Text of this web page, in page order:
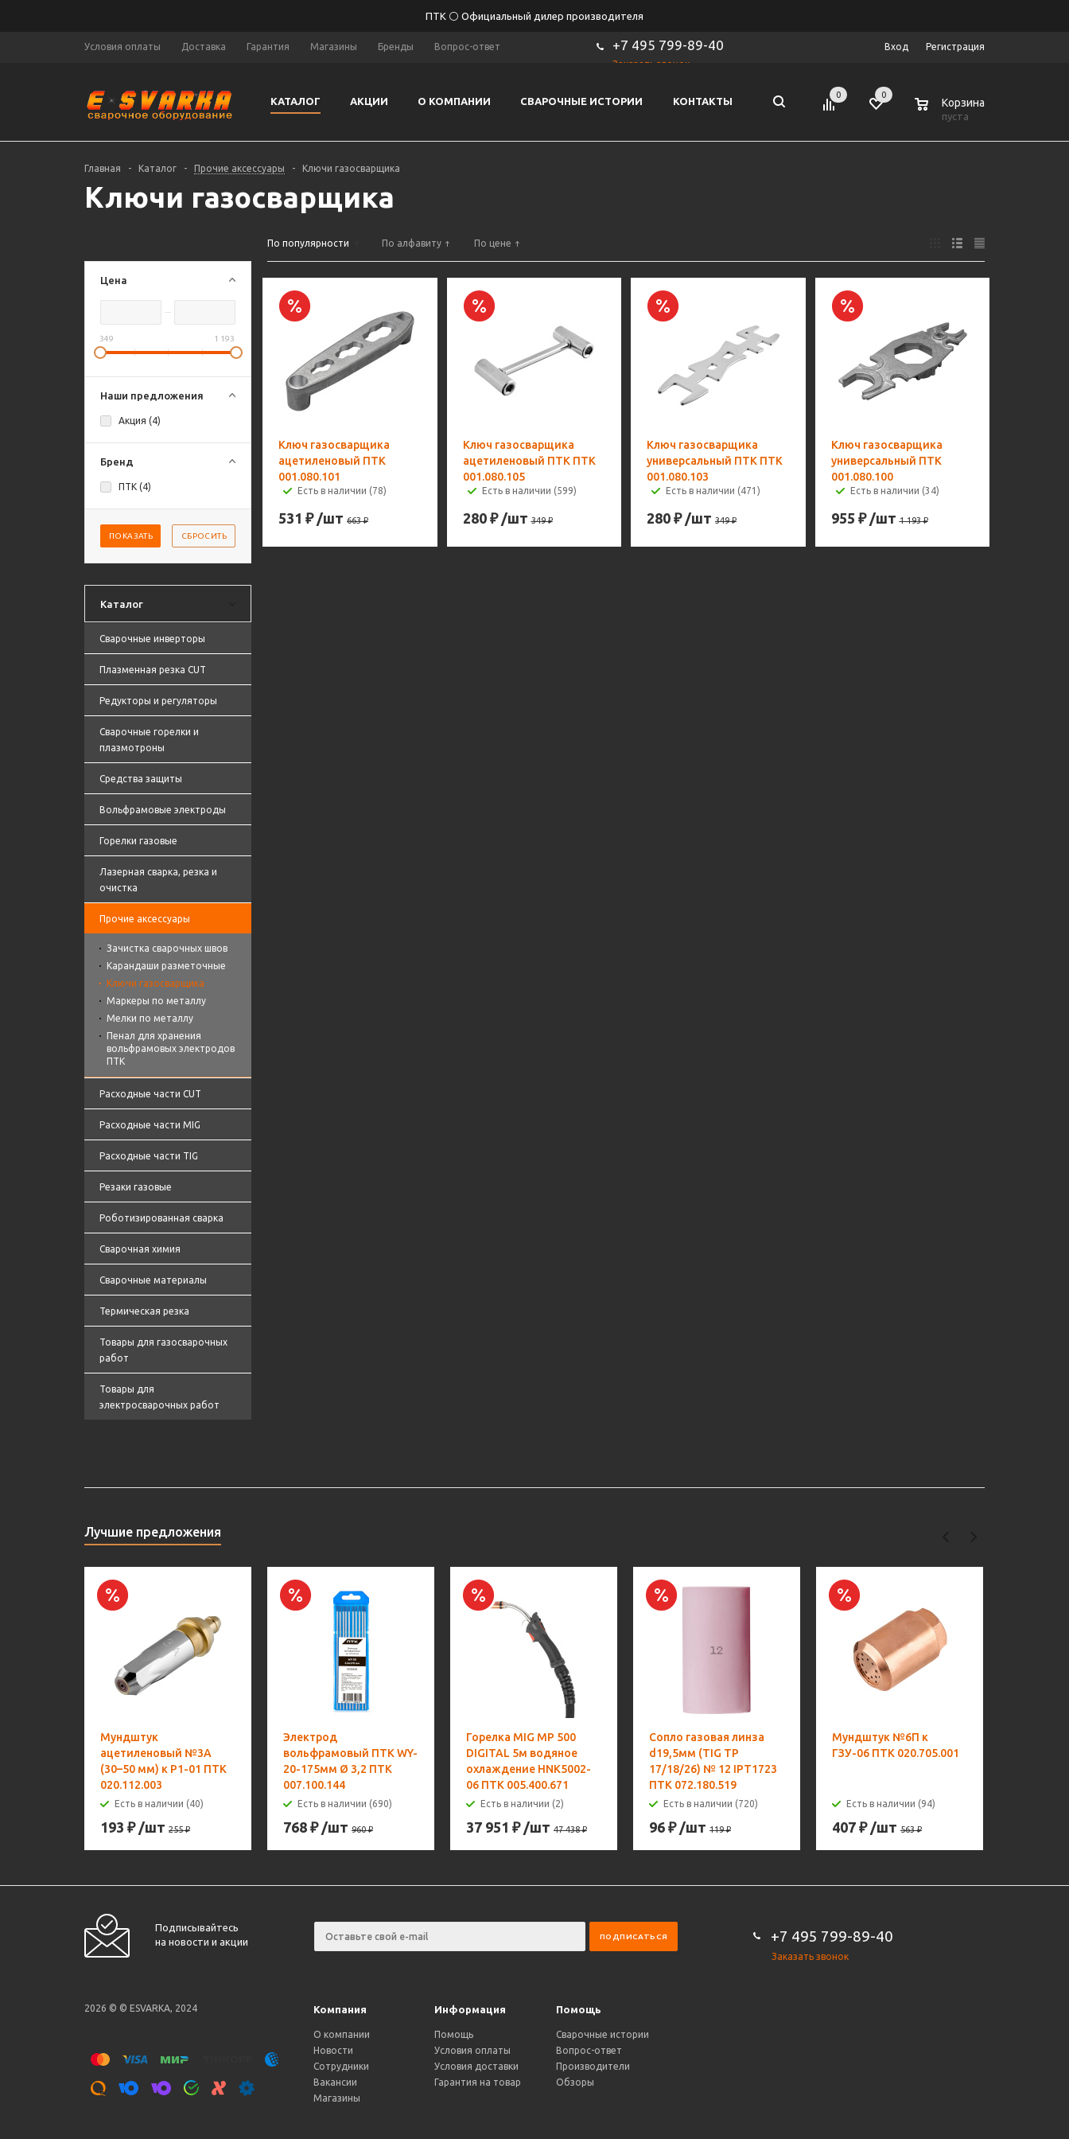
ПТК ⚪ Официальный дилер производителя
Условия оплаты Доставка Гарантия Магазины Бренды Вопрос-ответ +7 495 799-89-40
Заказать звонок
Вход Регистрация
КАТАЛОГ АКЦИИ О КОМПАНИИ СВАРОЧНЫЕ ИСТОРИИ КОНТАКТЫ
0 0
Корзина
пуста
Главная - Каталог - Прочие аксессуары - Ключи газосварщика
Ключи газосварщика
Цена
349 1 193
Наши предложения
Акция (4)
Бренд
ПТК (4)
ПОКАЗАТЬ СБРОСИТЬ
Каталог
Сварочные инверторы
Плазменная резка CUT
Редукторы и регуляторы
Сварочные горелки и
плазмотроны
Средства защиты
Вольфрамовые электроды
Горелки газовые
Лазерная сварка, резка и
очистка
Прочие аксессуары
Зачистка сварочных швов
Карандаши разметочные
Ключи газосварщика
Маркеры по металлу
Мелки по металлу
Пенал для хранения
вольфрамовых электродов
ПТК
Расходные части CUT
Расходные части MIG
Расходные части TIG
Резаки газовые
Роботизированная сварка
Сварочная химия
Сварочные материалы
Термическая резка
Товары для газосварочных
работ
Товары для
электросварочных работ
По популярности По алфавиту По цене
Ключ газосварщика
ацетиленовый ПТК
001.080.101
Есть в наличии (78)
531 ₽ /шт 663₽
Ключ газосварщика
ацетиленовый ПТК ПТК
001.080.105
Есть в наличии (599)
280₽ /шт 349₽
Ключ газосварщика
универсальный ПТК ПТК
001.080.103
Есть в наличии (471)
280 ₽ /шт 349₽
Ключ газосварщика
универсальный ПТК
001.080.100
Есть в наличии (34)
955 ₽ /шт 1 193₽
Лучшие предложения
Мундштук
ацетиленовый №3А
(30–50 мм) к Р1-01 ПТК
020.112.003
Есть в наличии (40)
193 ₽ /шт 255₽
Электрод
вольфрамовый ПТК WY-
20-175мм Ø 3,2 ПТК
007.100.144
Есть в наличии (690)
768 ₽ /шт 960₽
Горелка MIG MP 500
DIGITAL 5м водяное
охлаждение HNK5002-
06 ПТК 005.400.671
Есть в наличии (2)
37 951 ₽ /шт 47 438₽
Сопло газовая линза
d19,5мм (TIG TP
17/18/26) № 12 IPT1723
ПТК 072.180.519
Есть в наличии (720)
96 ₽ /шт 119₽
Мундштук №6П к
ГЗУ-06 ПТК 020.705.001
Есть в наличии (94)
407 ₽ /шт 563₽
Подписывайтесь
на новости и акции
+7 495 799-89-40
Заказать звонок
2026 © © ESVARKA, 2024 Компания Информация Помощь
О компании
Новости
Сотрудники
Вакансии
Магазины
Помощь
Условия оплаты
Условия доставки
Гарантия на товар
Сварочные истории
Вопрос-ответ
Производители
Обзоры